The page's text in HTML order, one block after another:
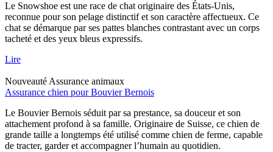
Le Snowshoe est une race de chat originaire des États-Unis,
reconnue pour son pelage distinctif et son caractère affectueux. Ce
chat se démarque par ses pattes blanches contrastant avec un corps
tacheté et des yeux bleus expressifs.
Lire
Nouveauté Assurance animaux
Assurance chien pour Bouvier Bernois
Le Bouvier Bernois séduit par sa prestance, sa douceur et son
attachement profond à sa famille. Originaire de Suisse, ce chien de
grande taille a longtemps été utilisé comme chien de ferme, capable
de tracter, garder et accompagner l’humain au quotidien.